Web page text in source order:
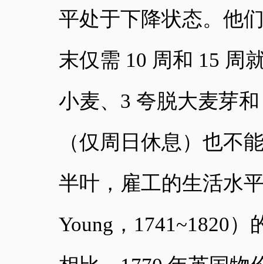
平处于下降状态。他
末仅需 10 周和 15 周
小麦、3 夸脱大麦芽
（仅周日休息）也不
半叶，雇工的生活水
Young，1741~1820